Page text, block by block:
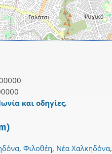
και οδηγίες.
, Φιλοθέη, Νέα Χαλκηδόνα,